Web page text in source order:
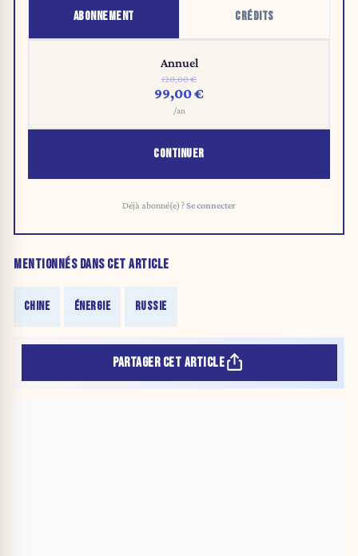
ABONNEMENT CRÉDITS
Annuel
120,00 €
99,00 €
/an
CONTINUER
Déjà abonné(e) ?Se connecter
MENTIONNÉS DANS CET ARTICLE
CHINE ÉNERGIE RUSSIE
PARTAGER CET ARTICLE